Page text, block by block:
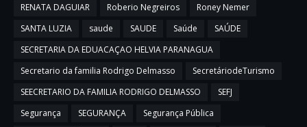
RENATA DAGUIAR
Roberio Negreiros
Roney Nemer
SANTA LUZIA
saude SAUDE Saúde
SAÚDE
SECRETARIA DA EDUACAÇAO HELVIA PARANAGUA
Secretario da familia Rodrigo Delmasso
SecretáriodeTurismo
SEECRETARIO DA FAMILIA RODRIGO DELMASSO
SEFJ
Segurança
SEGURANÇA
Segurança Pública